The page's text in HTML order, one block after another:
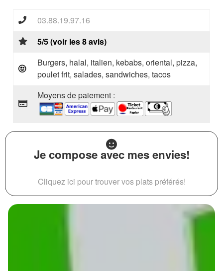
03.88.19.97.16
5/5 (voir les 8 avis)
Burgers, halal, italien, kebabs, oriental, pizza,
poulet frit, salades, sandwiches, tacos
Moyens de paiement :
Je compose avec mes envies!
Cliquez ici pour trouver vos plats préférés!